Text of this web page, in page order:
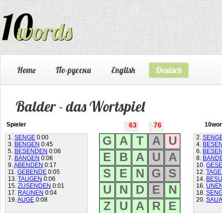
Home По-русски English Deutsch
Balder - das Wortspiel
Spieler 63
1. SENGE 0:00
3. BENGEN 0:45
5. BESENDEN 0:06
7. BANGEN 0:06
9.ABENDEN 0:17
11. GEBENDE 0:05
13. TAUGEN 0:06
15. ZUSENDEN 0:01
17. RAUNEN 0:04
19.AUGE 0:08
76
2.
4.
6.
8.
10.
12.
14.
16.
18.
20.
G A T A
U
E
B A U
A
S
E N G
S
U
N D E
N
Z
U A R E